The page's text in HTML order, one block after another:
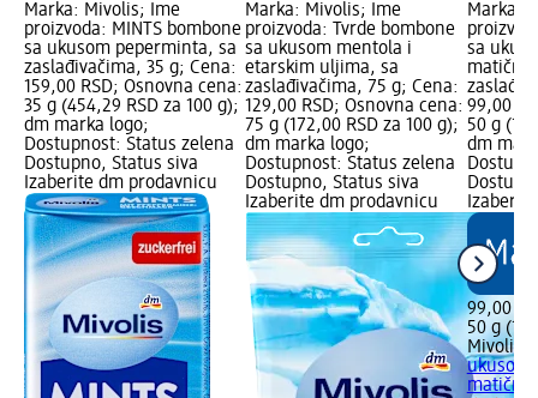
Marka: Mivolis; Ime
proizvoda: MINTS bombone
sa ukusom peperminta, sa
zaslađivačima, 35 g; Cena:
159,00 RSD; Osnovna cena:
35 g (454,29 RSD za 100 g);
dm marka logo;
Dostupnost: Status zelena
Dostupno, Status siva
Izaberite dm prodavnicu
Marka: Mivolis; Ime
proizvoda: Tvrde bombone
sa ukusom mentola i
etarskim uljima, sa
zaslađivačima, 75 g; Cena:
129,00 RSD; Osnovna cena:
75 g (172,00 RSD za 100 g);
dm marka logo;
Dostupnost: Status zelena
Dostupno, Status siva
Izaberite dm prodavnicu
Marka:
sa
99,00
50 g
dm
99,00
50 g
Mivolis
ukusom